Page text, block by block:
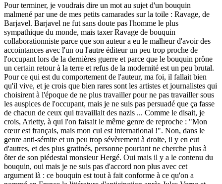
Pour terminer, je voudrais dire un mot au sujet d'un bouquin
malmené par une de mes petits camarades sur la toile : Ravage, de
Barjavel. Barjavel ne fut sans doute pas l'homme le plus
sympathique du monde, mais taxer Ravage de bouquin
collaborationniste parce que son auteur a eu le malheur d'avoir des
accointances avec l'un ou l'autre éditeur un peu trop proche de
l'occupant lors de la dernières guerre et parce que le bouquin prône
un certain retour à la terre et refus de la modernité est un peu brutal.
Pour ce qui est du comportement de l'auteur, ma foi, il fallait bien
qu'il vive, et je crois que bien rares sont les artistes et journalistes qui
choisirent à l'époque de ne plus travailler pour ne pas travailler sous
les auspices de l'occupant, mais je ne suis pas persuadé que ça fasse
de chacun de ceux qui travaillait des nazis ... Comme le disait, je
crois, Arletty, à qui l'on faisait le même genre de reproche : "Mon
cœur est français, mais mon cul est international !". Non, dans le
genre anti-sémite et un peu trop sévèrement à droite, il y en eut
d'autres, et des plus gratinés, personne pourtant ne cherche plus à
ôter de son piédestal monsieur Hergé. Oui mais il y a le contenu du
bouquin, oui mais je ne suis pas d'accord non plus avec cet
argument là : ce bouquin est tout à fait conforme à ce qu'on a